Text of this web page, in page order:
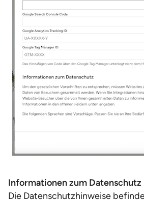
Informationen zum Datenschutz
Die Datenschutzhinweise